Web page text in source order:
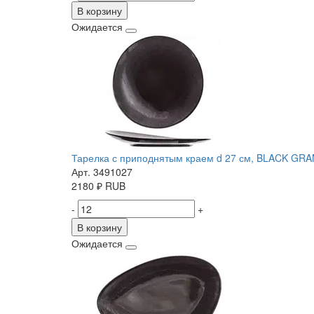
В корзину
Ожидается
Тарелка с приподнятым краем d 27 см, BLACK
Арт. 3491027
2180 ₽ RUB
-
+
В корзину
Ожидается